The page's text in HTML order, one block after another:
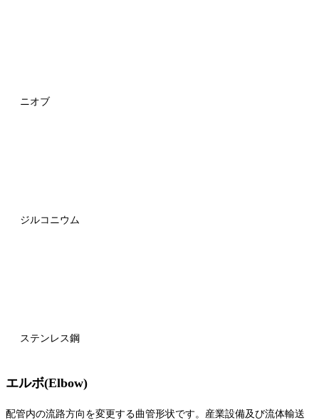
ニオブ
ジルコニウム
ステンレス鋼
エルボ(Elbow)
配管内の流路方向を変更する曲管形状です。産業設備及び流体輸送